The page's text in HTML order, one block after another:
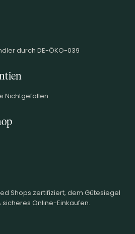
durch DE-ÖKO-039
Nichtgefallen
Shops zertifiziert, dem Gütesiegel
sicheres Online-Einkaufen.